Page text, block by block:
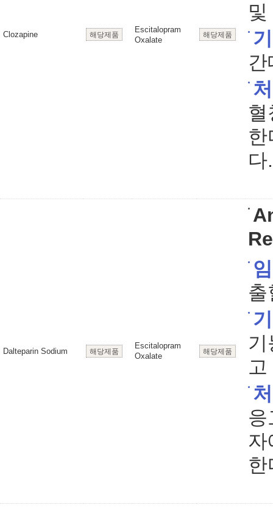
Clozapine 해당제품
Escitalopram
Oxalate
해당제품
혈
한
다.
Dalteparin Sodium 해당제품
Escitalopram
Oxalate
해당제품
출
기
응
자
한